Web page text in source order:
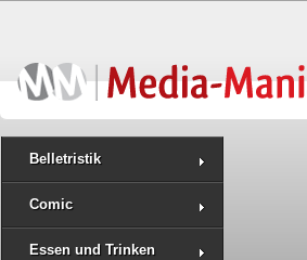
Belletristik
Comic
Essen und Trinken